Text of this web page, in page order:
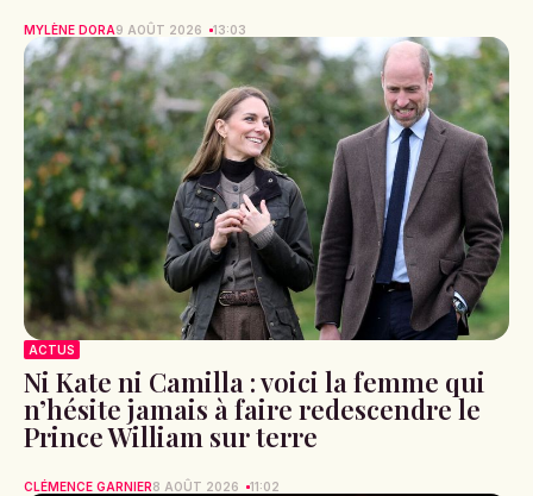
MYLÈNE DORA9 AOÛT 2026 13:03
ACTUS
Ni Kate ni Camilla : voici la femme qui
n’hésite jamais à faire redescendre le
Prince William sur terre
CLÉMENCE GARNIER8 AOÛT 2026 11:02